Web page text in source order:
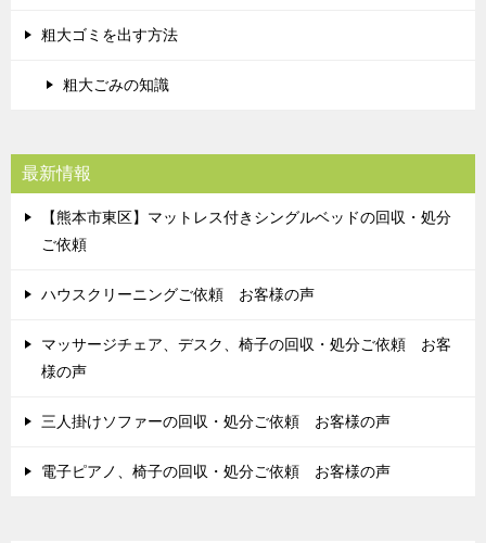
粗大ゴミを出す方法
粗大ごみの知識
最新情報
【熊本市東区】マットレス付きシングルベッドの回収・処分
ご依頼
ハウスクリーニングご依頼 お客様の声
マッサージチェア、デスク、椅子の回収・処分ご依頼 お客
様の声
三人掛けソファーの回収・処分ご依頼 お客様の声
電子ピアノ、椅子の回収・処分ご依頼 お客様の声